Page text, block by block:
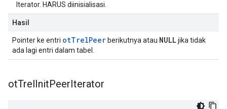
Iterator. HARUS diinisialisasi.
Hasil
Pointer ke entri otTrelPeer berikutnya atau NULLjika tidak
ada lagi entri dalam tabel.
otTrelInitPeerIterator